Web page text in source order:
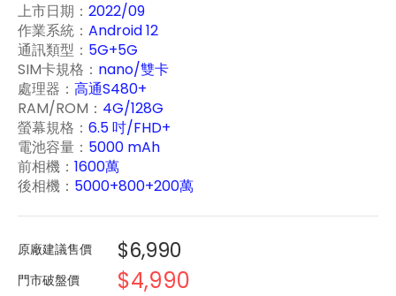
上市日期： 2022/09
作業系統： Android 12
通訊類型： 5G+5G
SIM卡規格： nano/雙卡
處理器： 高通S480+
RAM/ROM： 4G/128G
螢幕規格： 6.5 吋/FHD+
電池容量： 5000 mAh
前相機： 1600萬
後相機： 5000+800+200萬
原廠建議售價 $6,990
門市破盤價 $4,990